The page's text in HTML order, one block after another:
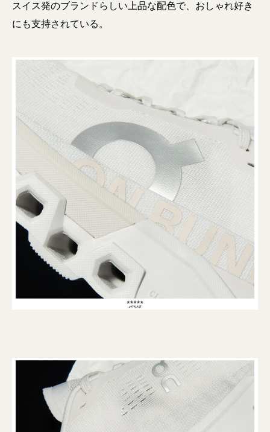
スイス発のブランドらしい上品な配色で、おしゃれ好き
にも支持されている。